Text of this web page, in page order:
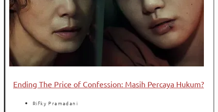
Ending The Price of Confession: Masih Percaya Hukum?
Rifky Pramadani